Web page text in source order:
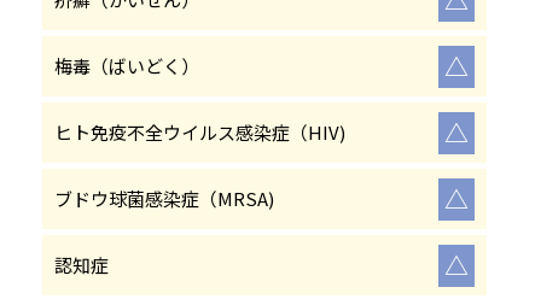
梅毒（ばいどく） △
ヒト免疫不全ウイルス感染症（HIV) △
ブドウ球菌感染症（MRSA) △
認知症 △